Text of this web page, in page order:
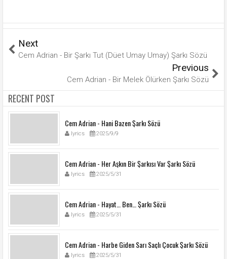
Next
Cem Adrian - Bir Şarkı Tut (Düet Umay Umay) Şarkı Sözü
Previous
Cem Adrian - Bir Melek Ölürken Şarkı Sözü
RECENT POST
Cem Adrian - Hani Bazen Şarkı Sözü
lyrics 2025/9/9
Cem Adrian - Her Aşkın Bir Şarkısı Var Şarkı Sözü
lyrics 2025/5/31
Cem Adrian - Hayat… Ben… Şarkı Sözü
lyrics 2025/5/31
Cem Adrian - Harbe Giden Sarı Saçlı Çocuk Şarkı Sözü
lyrics 2025/5/31